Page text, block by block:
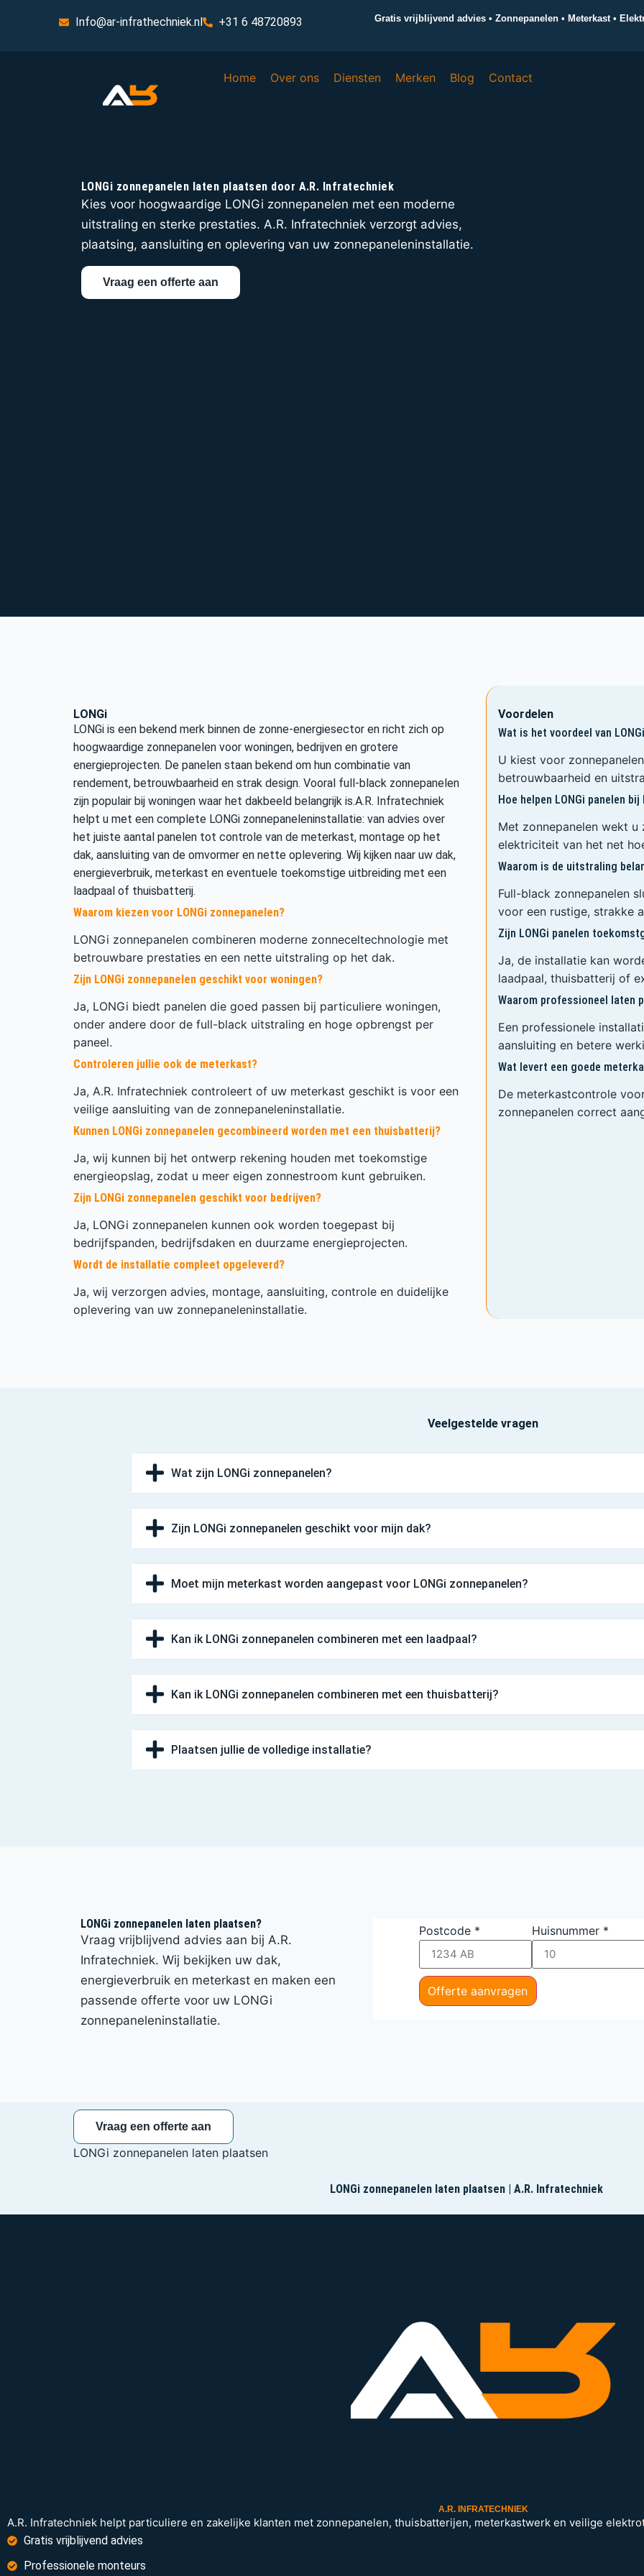
Info@ar-infrathechniek.nl +31 6 48720893 Gratis vrijblijvend advies • Zonnepanelen • Meterkast •
Home Over ons Diensten Merken Blog Contact
LONGi zonnepanelen laten plaatsen door A.R. Infratechniek
Kies voor hoogwaardige LONGi zonnepanelen met een moderne
uitstraling en sterke prestaties. A.R. Infratechniek verzorgt advies,
plaatsing, aansluiting en oplevering van uw zonnepaneleninstallatie.
Vraag een offerte aan
Voordelen
Wat is het voordeel van
U kiest voor
betrouwbaarheid en
Hoe helpen LONGi panelen
Met zonnepanelen wekt
elektriciteit van het net
Waarom is de uitstraling
Full-black zonnepanelen
voor een rustige, strakke
Zijn LONGi panelen
Ja, de installatie kan
laadpaal, thuisbatterij of
Waarom professioneel laten
Een professionele
aansluiting en betere
Wat levert een goede
De meterkastcontrole
zonnepanelen correct
LONGi
LONGi is een bekend merk binnen de zonne-energiesector en richt zich op
hoogwaardige zonnepanelen voor woningen, bedrijven en grotere
energieprojecten. De panelen staan bekend om hun combinatie van
rendement, betrouwbaarheid en strak design. Vooral full-black zonnepanelen
zijn populair bij woningen waar het dakbeeld belangrijk is.A.R. Infratechniek
helpt u met een complete LONGi zonnepaneleninstallatie: van advies over
het juiste aantal panelen tot controle van de meterkast, montage op het
dak, aansluiting van de omvormer en nette oplevering. Wij kijken naar uw dak,
energieverbruik, meterkast en eventuele toekomstige uitbreiding met een
laadpaal of thuisbatterij.
Waarom kiezen voor LONGi zonnepanelen?
LONGi zonnepanelen combineren moderne zonneceltechnologie met
betrouwbare prestaties en een nette uitstraling op het dak.
Zijn LONGi zonnepanelen geschikt voor woningen?
Ja, LONGi biedt panelen die goed passen bij particuliere woningen,
onder andere door de full-black uitstraling en hoge opbrengst per
paneel.
Controleren jullie ook de meterkast?
Ja, A.R. Infratechniek controleert of uw meterkast geschikt is voor een
veilige aansluiting van de zonnepaneleninstallatie.
Kunnen LONGi zonnepanelen gecombineerd worden met een thuisbatterij?
Ja, wij kunnen bij het ontwerp rekening houden met toekomstige
energieopslag, zodat u meer eigen zonnestroom kunt gebruiken.
Zijn LONGi zonnepanelen geschikt voor bedrijven?
Ja, LONGi zonnepanelen kunnen ook worden toegepast bij
bedrijfspanden, bedrijfsdaken en duurzame energieprojecten.
Wordt de installatie compleet opgeleverd?
Ja, wij verzorgen advies, montage, aansluiting, controle en duidelijke
oplevering van uw zonnepaneleninstallatie.
Veelgestelde vragen
Wat zijn LONGi zonnepanelen?
Zijn LONGi zonnepanelen geschikt voor mijn dak?
Moet mijn meterkast worden aangepast voor LONGi zonnepanelen?
Kan ik LONGi zonnepanelen combineren met een laadpaal?
Kan ik LONGi zonnepanelen combineren met een thuisbatterij?
Plaatsen jullie de volledige installatie?
LONGi zonnepanelen laten plaatsen?
Vraag vrijblijvend advies aan bij A.R.
Infratechniek. Wij bekijken uw dak,
energieverbruik en meterkast en maken een
passende offerte voor uw LONGi
zonnepaneleninstallatie.
Postcode * Huisnummer *
Offerte aanvragen
Vraag een offerte aan
LONGi zonnepanelen laten plaatsen
LONGi zonnepanelen laten plaatsen | A.R. Infratechniek
A.R. INFRATECHNIEK
A.R. Infratechniek helpt particuliere en zakelijke klanten met zonnepanelen, thuisbatterijen, meterkastwerk en veilige
Gratis vrijblijvend advies
Professionele monteurs